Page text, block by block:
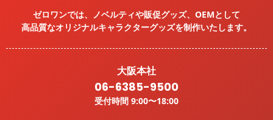
ゼロワンでは、ノベルティや販促グッズ、OEMとして
高品質なオリジナルキャラクターグッズを制作いたします。
大阪本社
06-6385-9500
受付時間 9:00〜18:00